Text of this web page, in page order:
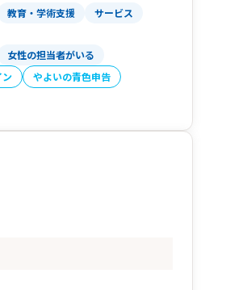
教育・学術支援
サービス
女性の担当者がいる
ン
やよいの青色申告